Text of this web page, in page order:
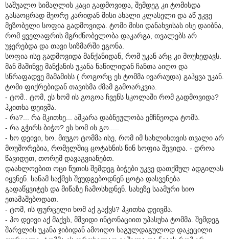
საშუალო სიმაღლის კაცი გადმოვიდა, შემდეგ კი ტომისდა
გასაოცრად მეორე კარიდან მისი ახალი კლასელი და აწ უკვე
მეზობელი სოფია გადმოვიდა. ტომი მისი დანახვისას ისე დაიბნა,
რომ ყველაფრის მგრძნობელობა დაკარგა, თვალებს არ
უჯერებდა და თავი სიზმარში ეგონა.
სოფია ისე გადმოვიდა მანქანიდან, რომ უკან არც კი მოუხედავს.
მან მაშინვე მანქანის უკანა ნაწილიდან ჩანთა აიღო და
სწრაფადვე მამამისს ( როგორც ეს ტომმა ივარაუდა) გაჰყვა უკან.
ტომი ფიქრებიდან თავისმა ძმამ გამოარკვია.
- ტომ.. ტომ, ეს ხომ ის გოგოა ჩვენს სკოლაში რომ გადმოვიდა?
ჰკითხა დეივმა.
- რა?... რა მკითხე... აშკარა დაბნეულობა ემჩნეოდა ტომს.
- რა გჭირს ბიჭო? ეს ხომ ის გო.....
- ხო დეივი, ხო. მიუგო ტომმა ისე, რომ იმ სახლისთვის თვალი არ
მოუშორებია, რომელშიც ცოტახნის წინ სოფია შევიდა. - დროა
წავიდეთ, თორემ დავაგვიანებთ.
დაახლოებით ოცი წუთის შემდეგ ბიჭები უკვე დათქმულ ადგილას
იყვნენ. სანამ საქმეს შეუდგებოდნენ ცოტა დასვენება
გადაწყვიტეს და მიწაზე ჩამოსხდნენ. სახეზე საამური სიო
ეთამაშებოდათ.
- ტომ, ის ფურცელი ხომ აქ გაქვს? ჰკითხა დეივმა.
- ჰო დეივი აქ მაქვს, მშვიდი ინტონაციით უპასუხა ტომმა. შემდეგ
შარვლის უკანა ჯიბიდან ამოიღო საგულდაგულოდ დაკეცილი